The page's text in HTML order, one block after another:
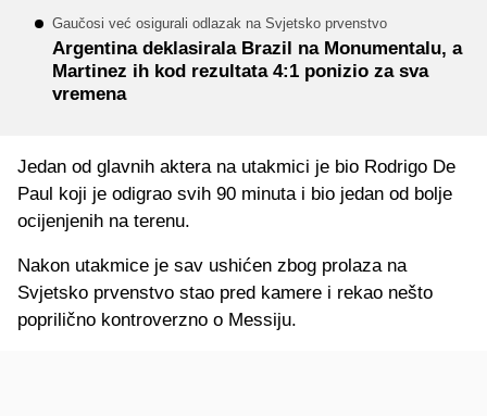
Gaučosi već osigurali odlazak na Svjetsko prvenstvo
Argentina deklasirala Brazil na Monumentalu, a
Martinez ih kod rezultata 4:1 ponizio za sva
vremena
Jedan od glavnih aktera na utakmici je bio Rodrigo De
Paul koji je odigrao svih 90 minuta i bio jedan od bolje
ocijenjenih na terenu.
Nakon utakmice je sav ushićen zbog prolaza na
Svjetsko prvenstvo stao pred kamere i rekao nešto
poprilično kontroverzno o Messiju.